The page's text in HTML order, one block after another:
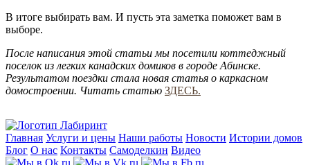
В итоге выбирать вам. И пусть эта заметка поможет вам в
выборе.
После написания этой статьи мы посетили коттеджный
поселок из легких канадских домиков в городе Абинске.
Результатом поездки стала новая статья о каркасном
домостроении. Читать статью ЗДЕСЬ.
Главная Услуги и цены Наши работы Новости Истории домов
Блог О нас Контакты Самоделкин Видео